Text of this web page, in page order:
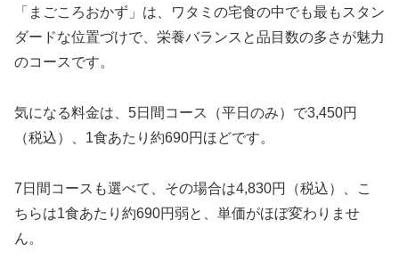
「まごころおかず」は、ワタミの宅食の中でも最もスタン
ダードな位置づけで、栄養バランスと品目数の多さが魅力
のコースです。
気になる料金は、5日間コース（平日のみ）で3,450円
（税込）、1食あたり約690円ほどです。
7日間コースも選べて、その場合は4,830円（税込）、こ
ちらは1食あたり約690円弱と、単価がほぼ変わりませ
ん。